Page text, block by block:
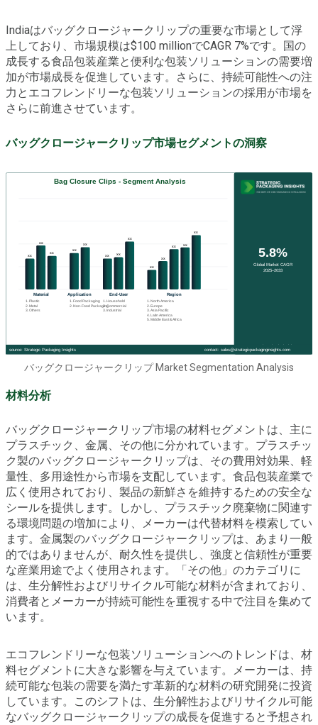
Indiaはバッグクロージャークリップの重要な市場として浮
上しており、市場規模は$100 millionでCAGR 7%です。国の
成長する食品包装産業と便利な包装ソリューションの需要増
加が市場成長を促進しています。さらに、持続可能性への注
力とエコフレンドリーな包装ソリューションの採用が市場を
さらに前進させています。
バッグクロージャークリップ市場セグメントの洞察
バッグクロージャークリップ Market Segmentation Analysis
材料分析
バッグクロージャークリップ市場の材料セグメントは、主に
プラスチック、金属、その他に分かれています。プラスチッ
ク製のバッグクロージャークリップは、その費用対効果、軽
量性、多用途性から市場を支配しています。食品包装産業で
広く使用されており、製品の新鮮さを維持するための安全な
シールを提供します。しかし、プラスチック廃棄物に関連す
る環境問題の増加により、メーカーは代替材料を模索してい
ます。金属製のバッグクロージャークリップは、あまり一般
的ではありませんが、耐久性を提供し、強度と信頼性が重要
な産業用途でよく使用されます。「その他」のカテゴリに
は、生分解性およびリサイクル可能な材料が含まれており、
消費者とメーカーが持続可能性を重視する中で注目を集めて
います。
エコフレンドリーな包装ソリューションへのトレンドは、材
料セグメントに大きな影響を与えています。メーカーは、持
続可能な包装の需要を満たす革新的な材料の研究開発に投資
しています。このシフトは、生分解性およびリサイクル可能
なバッグクロージャークリップの成長を促進すると予想され